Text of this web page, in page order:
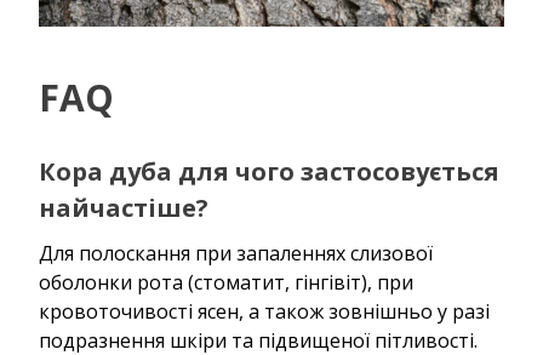
FAQ
Кора дуба для чого застосовується
найчастіше?
Для полоскання при запаленнях слизової
оболонки рота (стоматит, гінгівіт), при
кровоточивості ясен, а також зовнішньо у разі
подразнення шкіри та підвищеної пітливості.